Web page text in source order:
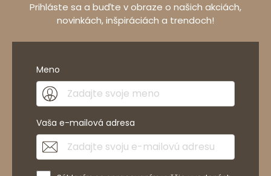
Prihláste sa a buďte v obraze o našich akciách,
novinkách, inšpiráciách a trendoch!
Meno
Vaša e-mailová adresa